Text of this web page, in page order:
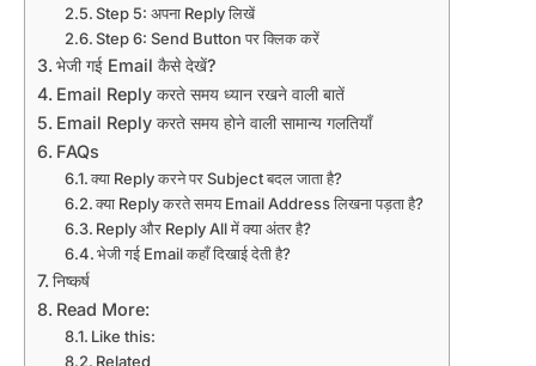
Step 5: अपना Reply लिखें
Step 6: Send Button पर क्लिक करें
भेजी गई Email कैसे देखें?
Email Reply करते समय ध्यान रखने वाली बातें
Email Reply करते समय होने वाली सामान्य गलतियाँ
FAQs
क्या Reply करने पर Subject बदल जाता है?
क्या Reply करते समय Email Address लिखना पड़ता है?
Reply और Reply All में क्या अंतर है?
भेजी गई Email कहाँ दिखाई देती है?
निष्कर्ष
Read More:
Like this:
Related